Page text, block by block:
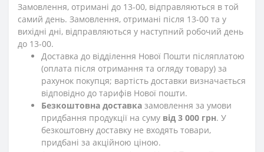
Замовлення, отримані до 13-00, відправляються в той
самий день. Замовлення, отримані після 13-00 та у
вихідні дні, відправляються у наступний робочий день
до 13-00.
Доставка до відділення Нової Пошти післяплатою
(оплата після отримання та огляду товару) за
рахунок покупця; вартість доставки визначається
відповідно до тарифів Нової пошти.
Безкоштовна доставка замовлення за умови
придбання продукції на суму від 3 000 грн. У
безкоштовну доставку не входять товари,
придбані за акційною ціною.